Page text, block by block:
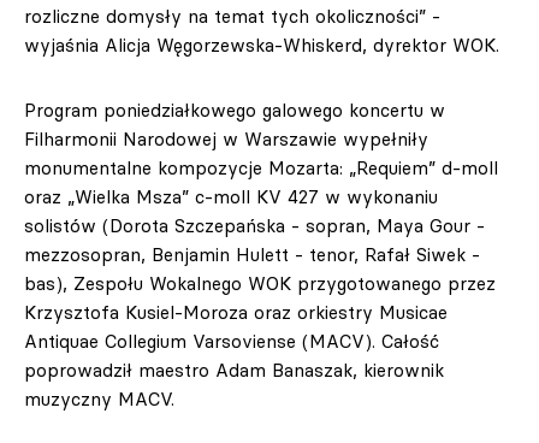
rozliczne domysły na temat tych okoliczności” -
wyjaśnia Alicja Węgorzewska-Whiskerd, dyrektor WOK.
Program poniedziałkowego galowego koncertu w
Filharmonii Narodowej w Warszawie wypełniły
monumentalne kompozycje Mozarta: „Requiem” d-moll
oraz „Wielka Msza” c-moll KV 427 w wykonaniu
solistów (Dorota Szczepańska - sopran, Maya Gour -
mezzosopran, Benjamin Hulett - tenor, Rafał Siwek -
bas), Zespołu Wokalnego WOK przygotowanego przez
Krzysztofa Kusiel-Moroza oraz orkiestry Musicae
Antiquae Collegium Varsoviense (MACV). Całość
poprowadził maestro Adam Banaszak, kierownik
muzyczny MACV.